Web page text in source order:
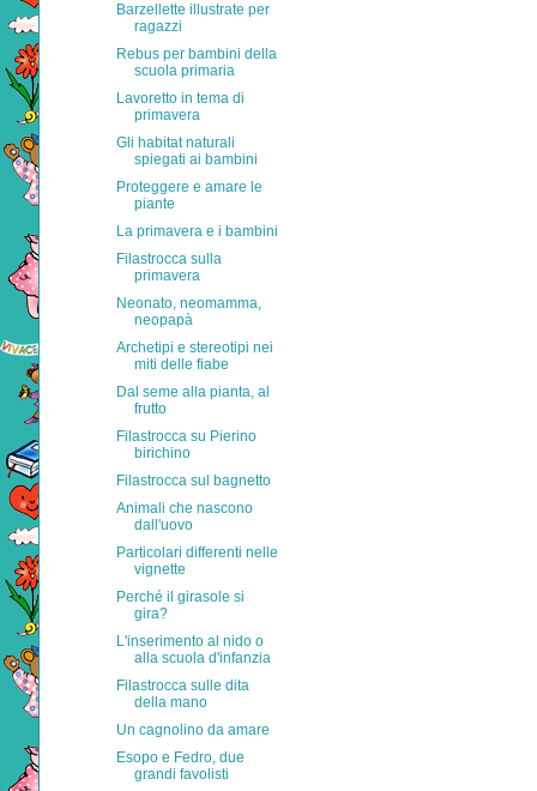
Barzellette illustrate per
ragazzi
Rebus per bambini della
scuola primaria
Lavoretto in tema di
primavera
Gli habitat naturali
spiegati ai bambini
Proteggere e amare le
piante
La primavera e i bambini
Filastrocca sulla
primavera
Neonato, neomamma,
neopapà
Archetipi e stereotipi nei
miti delle fiabe
Dal seme alla pianta, al
frutto
Filastrocca su Pierino
birichino
Filastrocca sul bagnetto
Animali che nascono
dall'uovo
Particolari differenti nelle
vignette
Perché il girasole si
gira?
L'inserimento al nido o
alla scuola d'infanzia
Filastrocca sulle dita
della mano
Un cagnolino da amare
Esopo e Fedro, due
grandi favolisti